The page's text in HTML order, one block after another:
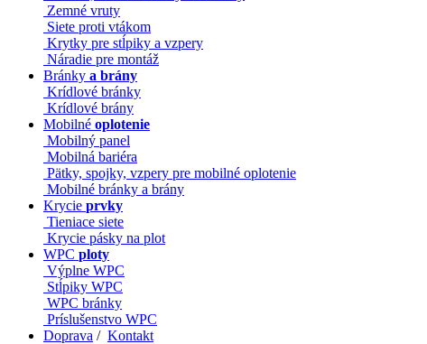
Zemné vruty
Siete proti vtákom
Krytky pre stĺpiky a vzpery
Náradie pre montáž
Bránky a brány
Krídlové bránky
Krídlové brány
Mobilné oplotenie
Mobilný panel
Mobilná bariéra
Pätky, spojky, vzpery pre mobilné oplotenie
Mobilné bránky a brány
Krycie prvky
Tieniace siete
Krycie pásky na plot
WPC ploty
Výplne WPC
Stĺpiky WPC
WPC bránky
Príslušenstvo WPC
Doprava / Kontakt